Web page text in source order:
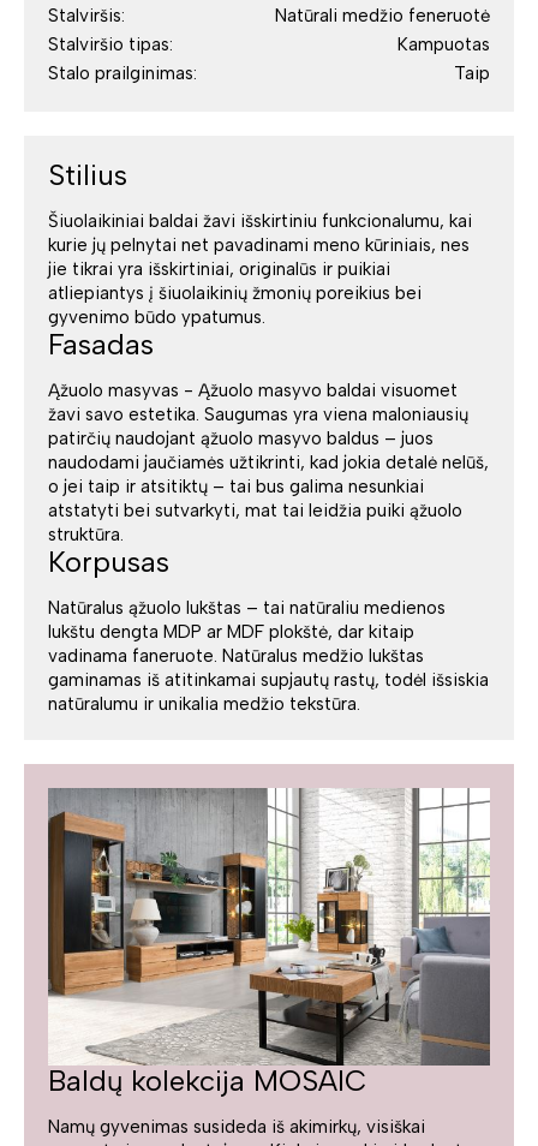
Stalviršis:
Natūrali medžio feneruotė
Stalviršio tipas:
Kampuotas
Stalo prailginimas:
Taip
Stilius
Šiuolaikiniai baldai žavi išskirtiniu funkcionalumu, kai
kurie jų pelnytai net pavadinami meno kūriniais, nes
jie tikrai yra išskirtiniai, originalūs ir puikiai
atliepiantys į šiuolaikinių žmonių poreikius bei
gyvenimo būdo ypatumus.
Fasadas
Ąžuolo masyvas - Ąžuolo masyvo baldai visuomet
žavi savo estetika. Saugumas yra viena maloniausių
patirčių naudojant ąžuolo masyvo baldus – juos
naudodami jaučiamės užtikrinti, kad jokia detalė nelūš,
o jei taip ir atsitiktų – tai bus galima nesunkiai
atstatyti bei sutvarkyti, mat tai leidžia puiki ąžuolo
struktūra.
Korpusas
Natūralus ąžuolo lukštas – tai natūraliu medienos
lukštu dengta MDP ar MDF plokštė, dar kitaip
vadinama faneruote. Natūralus medžio lukštas
gaminamas iš atitinkamai supjautų rastų, todėl išsiskia
natūralumu ir unikalia medžio tekstūra.
Baldų kolekcija MOSAIC
Namų gyvenimas susideda iš akimirkų, visiškai